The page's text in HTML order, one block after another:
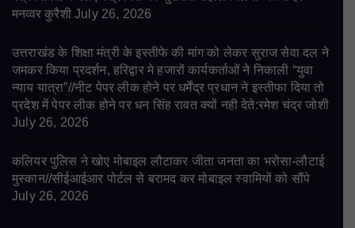
मनव्वर कुरैशी July 26, 2026
उत्तराखंड के शिक्षा मंत्री के इस्तीफे की मांग को लेकर सुराज सेवा दल ने
जमकर किया प्रदर्शन, हरिद्वार मे हजारों कार्यकर्ताओं ने निकाली “युवा
न्याय यात्रा”//नीट पेपर लीक होने पर धर्मेंद्र प्रधान ने इस्तीफा दिया तो
प्रदेश में पेपर लीक होने पर धन सिंह रावत क्यों नही देते:रमेश चंद्र जोशी
July 26, 2026
कलियर पुलिस ने खोए मोबाइल लौटाकर जीता जनता का भरोसा-लौटाई
मुस्कान//सीईआईआर पोर्टल से बरामद कर मोबाइल स्वामियों को सौंपे
July 26, 2026